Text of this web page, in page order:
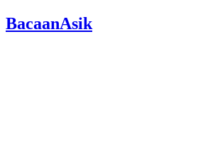
BacaanAsik